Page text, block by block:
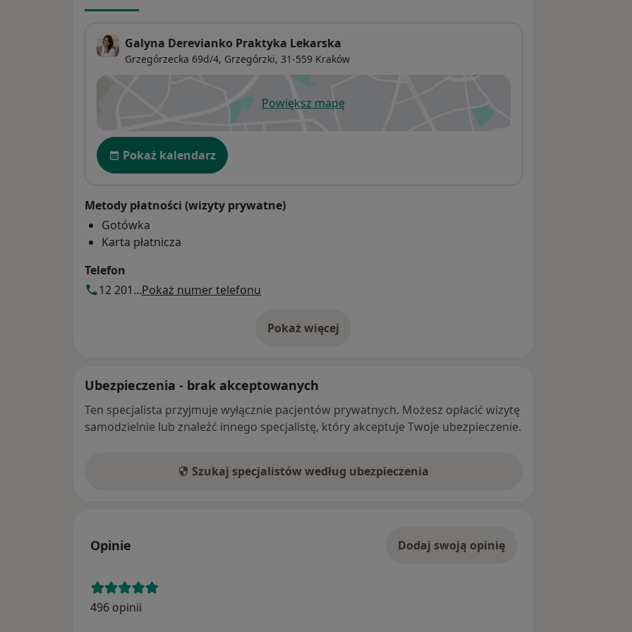
Galyna Derevianko Praktyka Lekarska
Grzegórzecka 69d/4, Grzegórzki, 31-559 Kraków
Powiększ mapęotwiera się w nowej karcie
Dostępność
Pokaż kalendarz
Metody płatności (wizyty prywatne)
Gotówka
Karta płatnicza
Telefon
12 201...Pokaż numer telefonu
Pokaż więcej
o adresie
Ubezpieczenia - brak akceptowanych
Ten specjalista przyjmuje wyłącznie pacjentów prywatnych. Możesz opłacić wizytę
samodzielnie lub znaleźć innego specjalistę, który akceptuje Twoje ubezpieczenie.
Szukaj specjalistów według ubezpieczenia
Opinie Dodaj swoją opinię
496 opinii